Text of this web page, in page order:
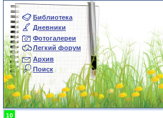
Библиотека
Дневники
Фотогалереи
Легкий форум
Архив
Поиск
10